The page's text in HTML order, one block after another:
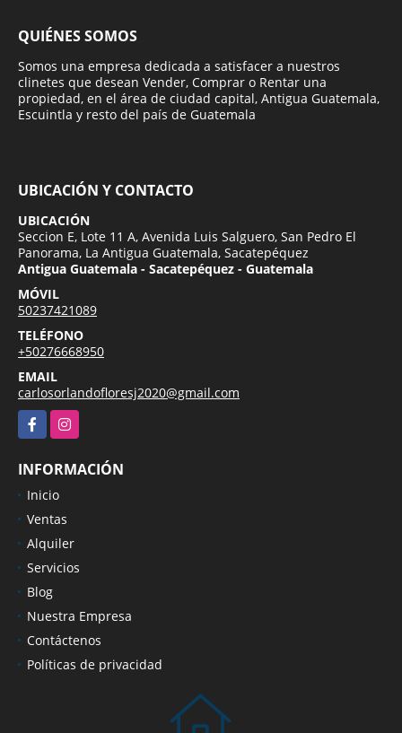
QUIÉNES SOMOS
Somos una empresa dedicada a satisfacer a nuestros
clinetes que desean Vender, Comprar o Rentar una
propiedad, en el área de ciudad capital, Antigua Guatemala,
Escuintla y resto del país de Guatemala
UBICACIÓN Y CONTACTO
UBICACIÓN
Seccion E, Lote 11 A, Avenida Luis Salguero, San Pedro El
Panorama, La Antigua Guatemala, Sacatepéquez
Antigua Guatemala - Sacatepéquez - Guatemala
MÓVIL
50237421089
TELÉFONO
+50276668950
EMAIL
carlosorlandofloresj2020@gmail.com
FacebookInstagram
INFORMACIÓN
Inicio
Ventas
Alquiler
Servicios
Blog
Nuestra Empresa
Contáctenos
Políticas de privacidad